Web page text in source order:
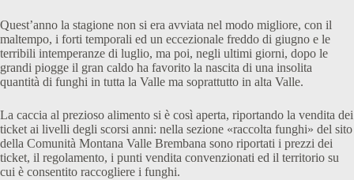
Quest’anno la stagione non si era avviata nel modo migliore, con il
maltempo, i forti temporali ed un eccezionale freddo di giugno e le
terribili intemperanze di luglio, ma poi, negli ultimi giorni, dopo le
grandi piogge il gran caldo ha favorito la nascita di una insolita
quantità di funghi in tutta la Valle ma soprattutto in alta Valle.
La caccia al prezioso alimento si è così aperta, riportando la vendita dei
ticket ai livelli degli scorsi anni: nella sezione «raccolta funghi» del sito
della Comunità Montana Valle Brembana sono riportati i prezzi dei
ticket, il regolamento, i punti vendita convenzionati ed il territorio su
cui è consentito raccogliere i funghi.